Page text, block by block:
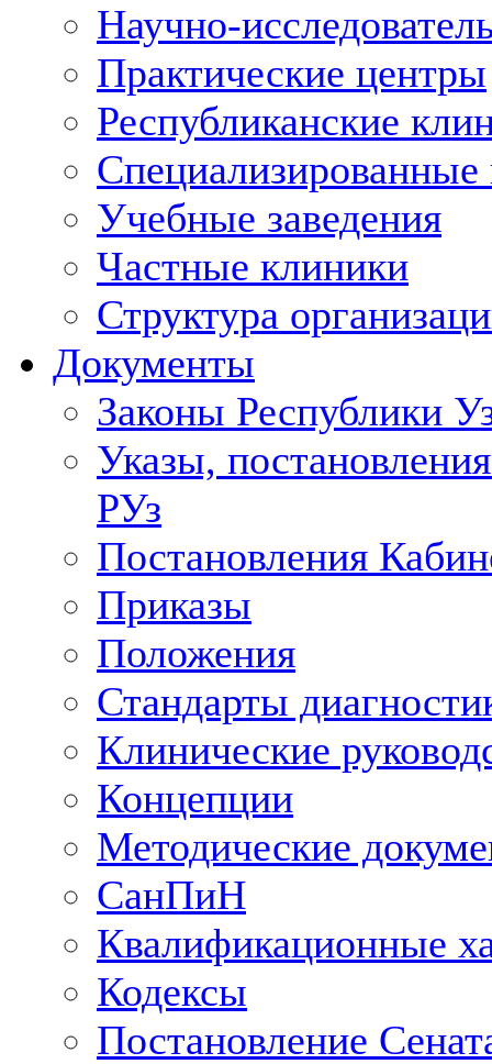
Научно-
Практические центры
Республиканские
Учебные заведения
Частные клиники
Структура
Документы
Законы Республики
Указы,
РУз
Постановления
Приказы
Положения
Стандарты
Клинические
Концепции
Методические
СанПиН
Квалификационные
Кодексы
Постановление